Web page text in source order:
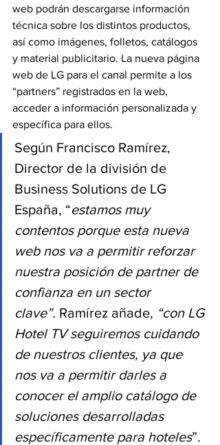
web podrán descargarse información
técnica sobre los distintos productos,
así como imágenes, folletos, catálogos
y material publicitario. La nueva página
web de LG para el canal permite a los
“partners” registrados en la web,
acceder a información personalizada y
específica para ellos.
Según Francisco Ramírez,
Director de la división de
Business Solutions de LG
España, “estamos muy
contentos porque esta nueva
web nos va a permitir reforzar
nuestra posición de partner de
confianza en un sector
clave”. Ramírez añade, “con LG
Hotel TV seguiremos cuidando
de nuestros clientes, ya que
nos va a permitir darles a
conocer el amplio catálogo de
soluciones desarrolladas
específicamente para hoteles”.